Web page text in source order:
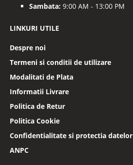
Sambata: 9:00 AM - 13:00 PM
LINKURI UTILE
Despre noi
Termeni si conditii de utilizare
Modalitati de Plata
Informatii Livrare
Politica de Retur
Politica Cookie
Confidentialitate si protectia datelor
ANPC